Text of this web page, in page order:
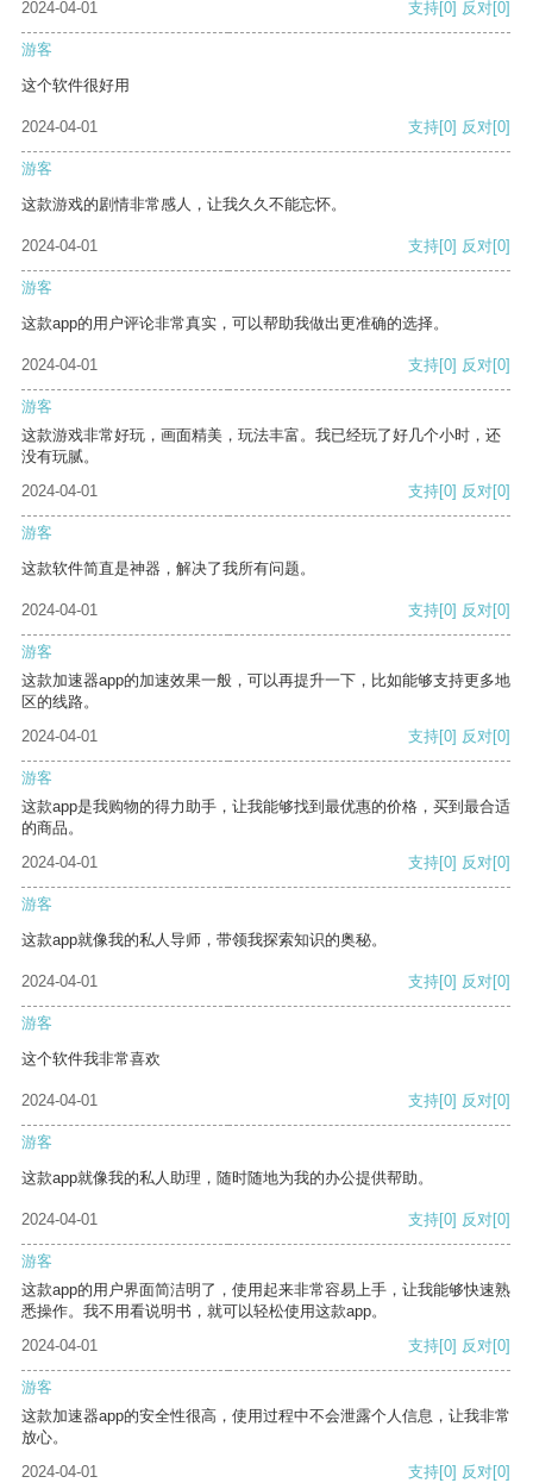
2024-04-01 支持[0] 反对[0]
游客
这个软件很好用
2024-04-01 支持[0] 反对[0]
游客
这款游戏的剧情非常感人，让我久久不能忘怀。
2024-04-01 支持[0] 反对[0]
游客
这款app的用户评论非常真实，可以帮助我做出更准确的选择。
2024-04-01 支持[0] 反对[0]
游客
这款游戏非常好玩，画面精美，玩法丰富。我已经玩了好几个小时，还
没有玩腻。
2024-04-01
支持[0] 反对[0]
游客
这款软件简直是神器，解决了我所有问题。
2024-04-01 支持[0] 反对[0]
游客
这款加速器app的加速效果一般，可以再提升一下，比如能够支持更多地
区的线路。
2024-04-01
支持[0] 反对[0]
游客
这款app是我购物的得力助手，让我能够找到最优惠的价格，买到最合适
的商品。
2024-04-01
支持[0] 反对[0]
游客
这款app就像我的私人导师，带领我探索知识的奥秘。
2024-04-01 支持[0] 反对[0]
游客
这个软件我非常喜欢
2024-04-01 支持[0] 反对[0]
游客
这款app就像我的私人助理，随时随地为我的办公提供帮助。
2024-04-01 支持[0] 反对[0]
游客
这款app的用户界面简洁明了，使用起来非常容易上手，让我能够快速熟
悉操作。我不用看说明书，就可以轻松使用这款app。
2024-04-01
支持[0] 反对[0]
游客
这款加速器app的安全性很高，使用过程中不会泄露个人信息，让我非常
放心。
2024-04-01
支持[0] 反对[0]